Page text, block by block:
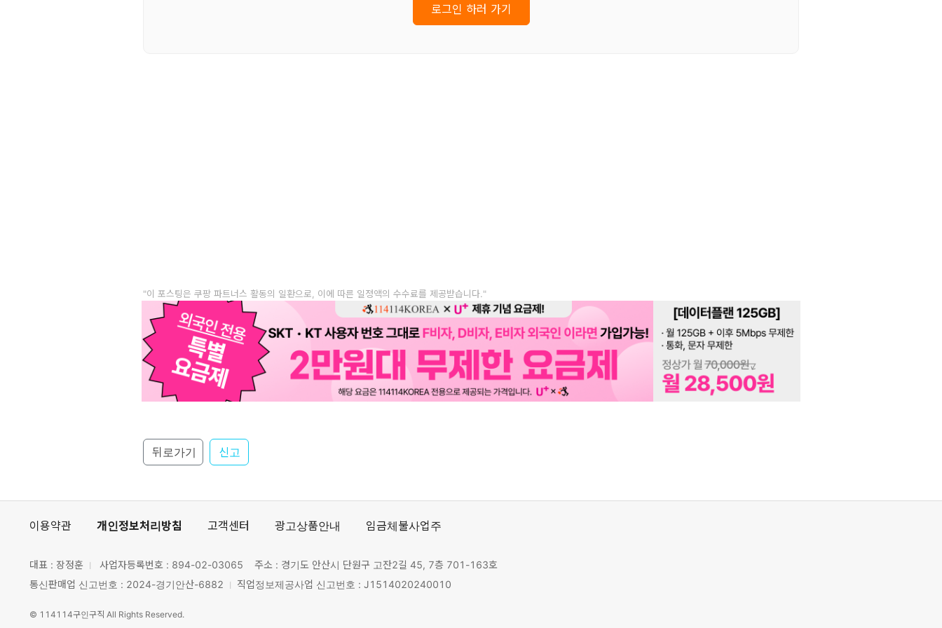
로그인 하러 가기
"이 포스팅은 쿠팡 파트너스 활동의 일환으로, 이에 따른 일정액의 수수료를 제공받습니다."
뒤로가기 신고
이용약관 개인정보처리방침 고객센터 광고상품안내 임금체불사업주
대표 : 장정훈 사업자등록번호 : 894-02-03065
주소 : 경기도 안산시 단원구 고잔2길 45, 7층 701-163호
통신판매업 신고번호 : 2024-경기안산-6882
직업정보제공사업 신고번호 : J1514020240010
© 114114구인구직 All Rights Reserved.